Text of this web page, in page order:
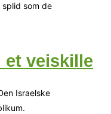
som de
et veiskille
Israelske